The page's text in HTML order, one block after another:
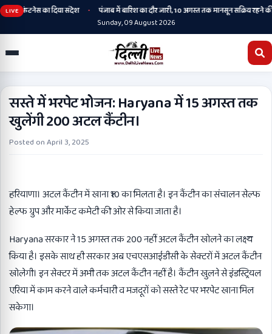
LIVE
और फिटनेस का दिया संदेश •
पंजाब में बारिश का दौर जारी, 10 अगस्त तक मानसून सक्रिय रहने की
Sunday, 09 August 2026
सस्ते में भरपेट भोजन: Haryana में 15 अगस्त तक
खुलेंगी 200 अटल कैंटीन।
Posted onApril 3, 2025
हरियाणा। अटल कैंटीन में खाना ₹10 का मिलता है। इन कैंटीन का संचालन सेल्फ
हेल्फ ग्रुप और मार्केट कमेटी की ओर से किया जाता है।
Haryana सरकार ने 15 अगस्त तक 200 नहीं अटल कैंटीन खोलने का लक्ष्य
किया है। इसके साथ ही सरकार अब एचएसआईडीसी के सेक्टरों में अटल कैंटीन
खोलेगी। इन सेक्टर में अभी तक अटल कैंटीन नहीं है। कैंटीन खुलने से इंडस्ट्रियल
एरिया में काम करने वाले कर्मचारी व मजदूरों को सस्ते रेट पर भरपेट खाना मिल
सकेगा।